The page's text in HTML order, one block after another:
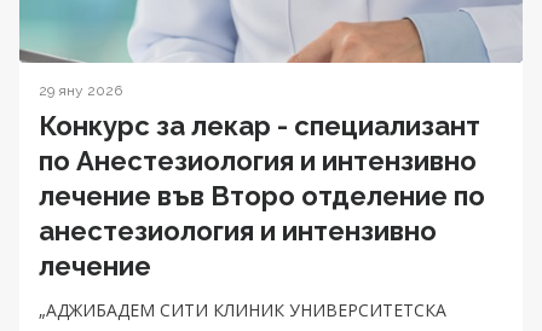
29 яну 2026
Конкурс за лекар - специализант
по Анестезиология и интензивно
лечение във Второ отделение по
анестезиология и интензивно
лечение
„АДЖИБАДЕМ СИТИ КЛИНИК УНИВЕРСИТЕТСКА